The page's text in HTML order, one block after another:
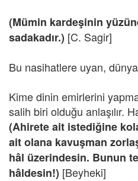
(Mümin kardeşinin
sadakadır.) [C. Sagir]
Bu nasihatlere uyan,
Kime dinin emirlerini
salih biri olduğu anlaşılır.
(Ahirete ait istediğine
ait olana kavuşman
hâl üzerindesin. Bunun
hâldesin!) [Beyheki]